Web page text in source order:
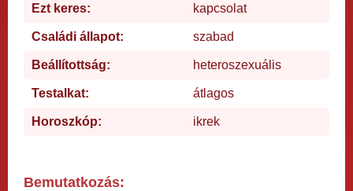
Ezt keres: kapcsolat
Családi állapot: szabad
Beállítottság: heteroszexuális
Testalkat: átlagos
Horoszkóp: ikrek
Bemutatkozás: